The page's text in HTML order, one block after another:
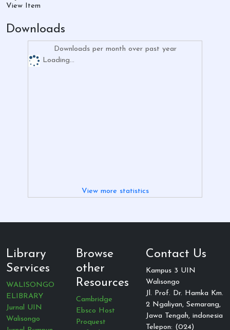
View Item
Downloads
Downloads per month over past year
Loading...
View more statistics
Library
Services
WALISONGO
ELIBRARY
Jurnal UIN
Walisongo
Browse
other
Resources
Cambridge
Ebsco Host
Proquest
Contact Us
Kampus 3 UIN
Walisongo
Jl. Prof. Dr. Hamka Km.
2 Ngaliyan, Semarang,
Jawa Tengah, indonesia
Telepon: (024)